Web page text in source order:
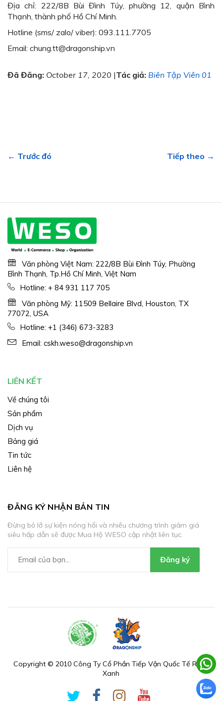
Địa chỉ: 222/8B Bùi Đình Túy, phường 12, quận Bình
Thạnh, thành phố Hồ Chí Minh.
Hotline (sms/ zalo/ viber): 093.111.7705
Email: chung.tt@dragonship.vn
Đã Đăng: October 17, 2020 |Tác giả: Biên Tập Viên 01
← Trước đó Tiếp theo →
Văn phòng Việt Nam: 222/8B Bùi Đình Túy, Phường
Bình Thạnh, Tp.Hồ Chí Minh, Việt Nam
Hotline: + 84 931 117 705
Văn phòng Mỹ: 11509 Bellaire Blvd, Houston, TX
77072, USA
Hotline: +1 (346) 673-3283
Email: cskh.weso@dragonship.vn
LIÊN KẾT
Về chúng tôi
Sản phẩm
Dịch vụ
Bảng giá
Tin tức
Liên hệ
ĐĂNG KÝ NHẬN BẢN TIN
Đừng bỏ lỡ sự kiện nóng hổi và nhiều chương trình giảm giá
siêu hấp dẫn sẽ được Mua Hộ WESO cập nhật liên tục.
Đăng ký
Copyright © 2010 Công Ty Cổ Phần Tiếp Vận Quốc Tế Rồng
Xanh